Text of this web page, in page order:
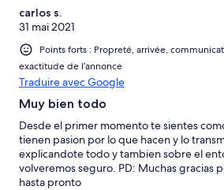
carlos s.
31 mai 2021
Points forts : Propreté, arrivée,
exactitude de l’annonce
Traduire avec Google
Muy bien todo
Desde el primer momento te sientes
tienen pasion por lo que hacen y lo
explicandote todo y tambien sobre el
volveremos seguro. PD: Muchas gracias
hasta pronto